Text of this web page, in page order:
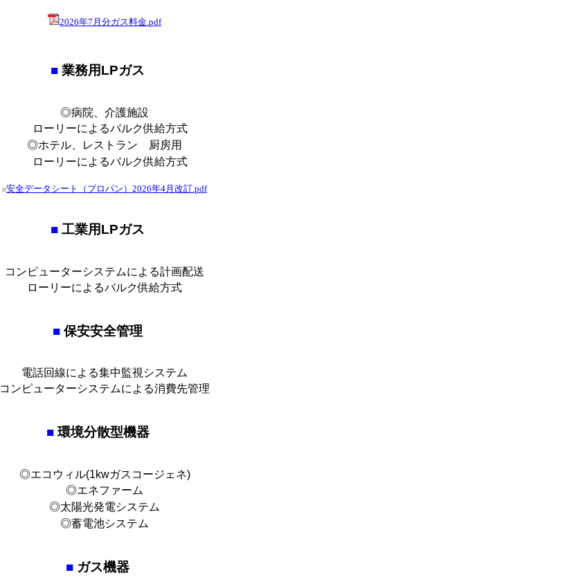
2026年7月分ガス料金.pdf
■ 業務用LPガス
◎病院、介護施設
ローリーによるバルク供給方式
◎ホテル、レストラン 厨房用
ローリーによるバルク供給方式
安全データシート（プロパン）2026年4月改訂.pdf
■ 工業用LPガス
コンピューターシステムによる計画配送
ローリーによるバルク供給方式
■ 保安安全管理
電話回線による集中監視システム
コンピューターシステムによる消費先管理
■環境分散型機器
◎エコウィル(1kwガスコージェネ)
◎エネファーム
◎太陽光発電システム
◎蓄電池システム
■ ガス機器